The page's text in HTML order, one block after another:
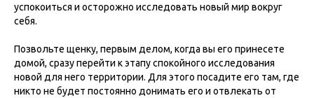
успокоиться и осторожно исследовать новый мир вокруг
себя.
Позвольте щенку, первым делом, когда вы его принесете
домой, сразу перейти к этапу спокойного исследования
новой для него территории. Для этого посадите его там, где
никто не будет постоянно донимать его и отвлекать от